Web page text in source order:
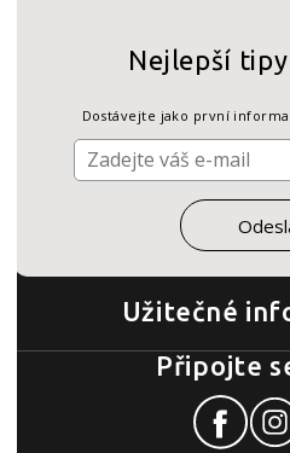
Užitečné
Nejlepší
Dostávejte jako první
Připojte